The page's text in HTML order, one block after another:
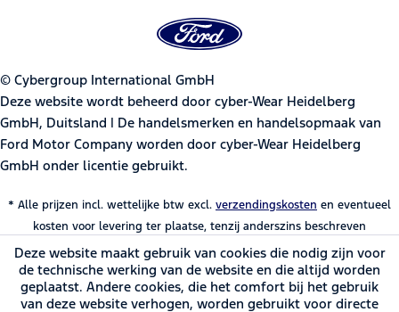
© Cybergroup International GmbH
Deze website wordt beheerd door cyber-Wear Heidelberg
GmbH, Duitsland | De handelsmerken en handelsopmaak van
Ford Motor Company worden door cyber-Wear Heidelberg
GmbH onder licentie gebruikt.
* Alle prijzen incl. wettelijke btw excl. verzendingskosten en eventueel
kosten voor levering ter plaatse, tenzij anderszins beschreven
Deze website maakt gebruik van cookies die nodig zijn voor
de technische werking van de website en die altijd worden
geplaatst. Andere cookies, die het comfort bij het gebruik
van deze website verhogen, worden gebruikt voor directe